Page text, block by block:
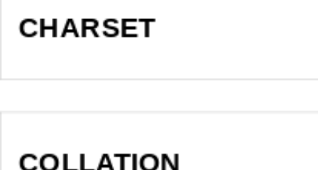
CHARSET
COLLATION